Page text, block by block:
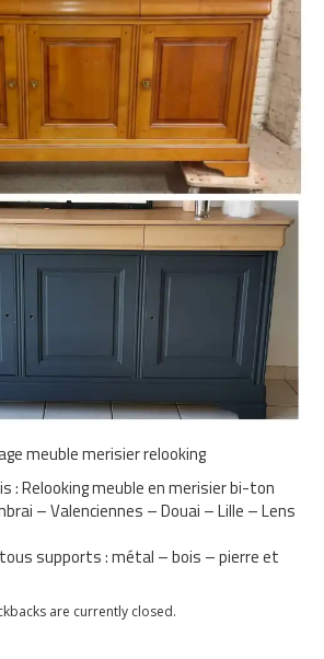
meuble merisier relooking
: Relooking meuble en merisier bi-ton
– Valenciennes – Douai – Lille – Lens
supports : métal – bois – pierre et
are currently closed.